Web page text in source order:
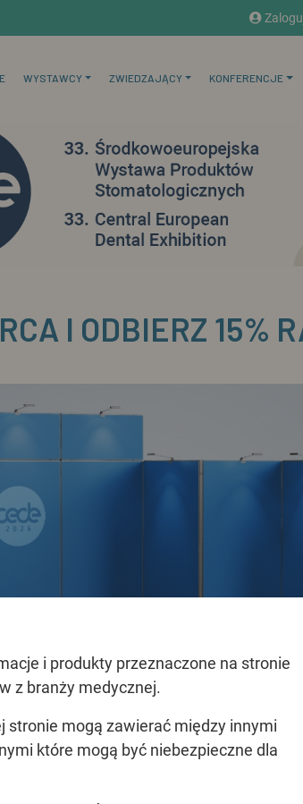
i produkty przeznaczone na stronie
z branży medycznej.
stronie mogą zawierać między innymi
które mogą być niebezpieczne dla
WYSTAWCY ZWIEDZAJĄCY KONFERENCJE
I ODBIERZ 15%